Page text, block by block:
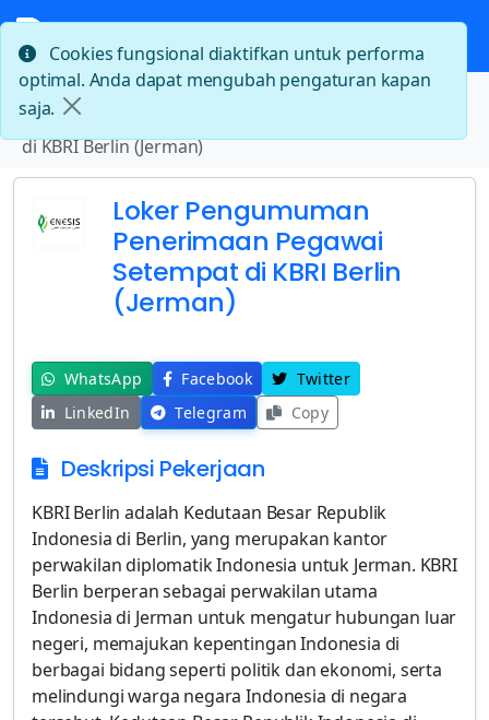
Beranda
Loker Pengumuman Penerimaan Pegawai Setempat
di KBRI Berlin (Jerman)
Loker Pengumuman
Penerimaan Pegawai
Setempat di KBRI Berlin
(Jerman)
WhatsApp Facebook
Twitter
LinkedIn
Telegram Copy
Deskripsi Pekerjaan
KBRI Berlin adalah Kedutaan Besar Republik
Indonesia di Berlin, yang merupakan kantor
perwakilan diplomatik Indonesia untuk Jerman. KBRI
Berlin berperan sebagai perwakilan utama
Indonesia di Jerman untuk mengatur hubungan luar
negeri, memajukan kepentingan Indonesia di
berbagai bidang seperti politik dan ekonomi, serta
melindungi warga negara Indonesia di negara
Cookies fungsional diaktifkan untuk performa
optimal. Anda dapat mengubah pengaturan kapan
saja.